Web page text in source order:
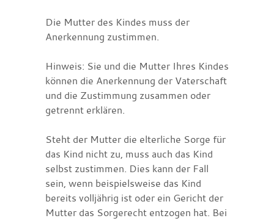
Die Mutter des Kindes muss der
Anerkennung zustimmen.
Hinweis: Sie und die Mutter Ihres Kindes
können die Anerkennung der Vaterschaft
und die Zustimmung zusammen oder
getrennt erklären.
Steht der Mutter die elterliche Sorge für
das Kind nicht zu, muss auch das Kind
selbst zustimmen. Dies kann der Fall
sein, wenn beispielsweise das Kind
bereits volljährig ist oder ein Gericht der
Mutter das Sorgerecht entzogen hat. Bei